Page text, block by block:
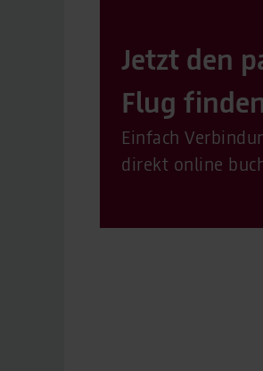
Jetzt den
Flug
Einfach
direkt online